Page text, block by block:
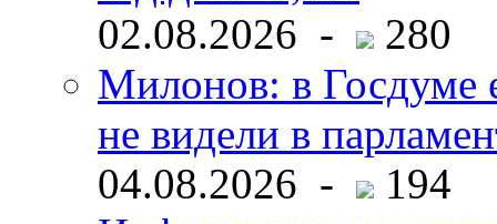
02.08.2026 -
280
Милонов: в Госдуме
не видели в
04.08.2026 -
194